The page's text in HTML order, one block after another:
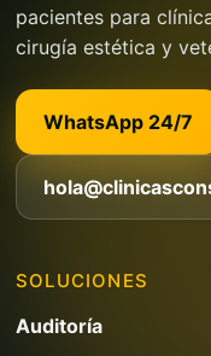
pacientes para
cirugía estética y
WhatsApp 24/7
SOLUCIONES
Auditoría